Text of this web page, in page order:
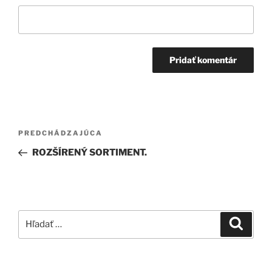
Navigácia
článku
Predchádzajúci
článok
PREDCHÁDZAJÚCA
ROZŠÍRENÝ SORTIMENT.